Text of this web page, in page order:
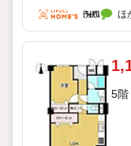
ほ
5階